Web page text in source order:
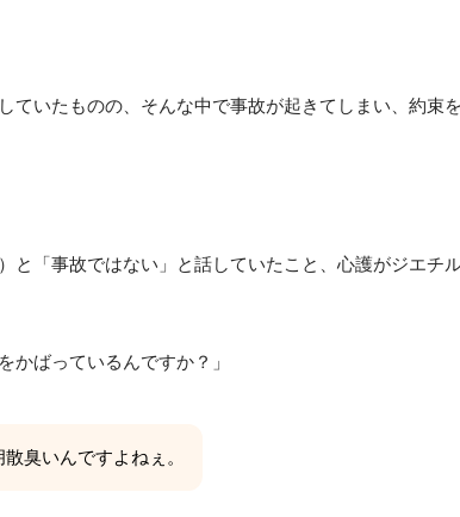
ていたものの、そんな中で事故が起きてしまい、約束
と「事故ではない」と話していたこと、心護がジエチ
かばっているんですか？」
臭いんですよねぇ。